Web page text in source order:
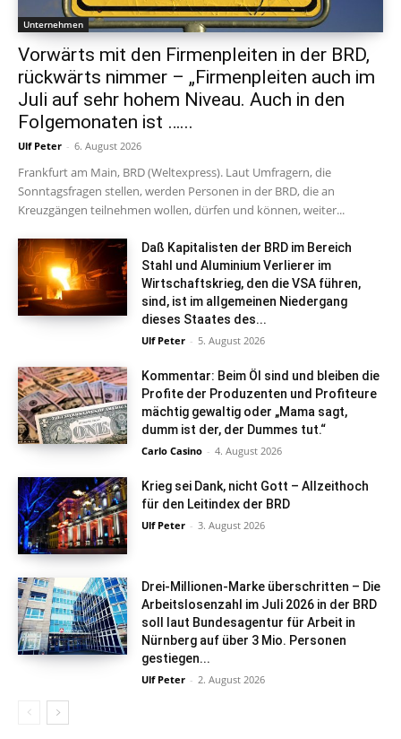
Unternehmen
Vorwärts mit den Firmenpleiten in der BRD,
rückwärts nimmer – „Firmenpleiten auch im
Juli auf sehr hohem Niveau. Auch in den
Folgemonaten ist …...
Ulf Peter - 6. August 2026
Frankfurt am Main, BRD (Weltexpress). Laut Umfragern, die
Sonntagsfragen stellen, werden Personen in der BRD, die an
Kreuzgängen teilnehmen wollen, dürfen und können, weiter...
Daß Kapitalisten der BRD im Bereich
Stahl und Aluminium Verlierer im
Wirtschaftskrieg, den die VSA führen,
sind, ist im allgemeinen Niedergang
dieses Staates des...
Ulf Peter - 5. August 2026
Kommentar: Beim Öl sind und bleiben die
Profite der Produzenten und Profiteure
mächtig gewaltig oder „Mama sagt,
dumm ist der, der Dummes tut.“
Carlo Casino - 4. August 2026
Krieg sei Dank, nicht Gott – Allzeithoch
für den Leitindex der BRD
Ulf Peter - 3. August 2026
Drei-Millionen-Marke überschritten – Die
Arbeitslosenzahl im Juli 2026 in der BRD
soll laut Bundesagentur für Arbeit in
Nürnberg auf über 3 Mio. Personen
gestiegen...
Ulf Peter - 2. August 2026